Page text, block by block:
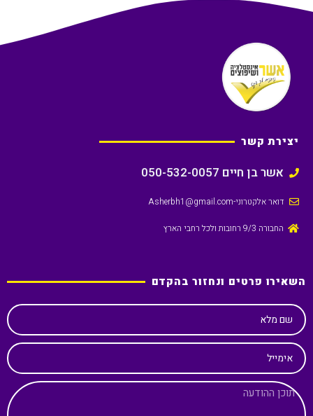
יצירת קשר
אשר בן חיים 050-532-0057
דואר אלקטרוני-Asherbh1@gmail.com
החבורה 9/3 רחובות ולכל רחבי הארץ
השאירו פרטים ונחזור בהקדם
שם מלא
אימייל